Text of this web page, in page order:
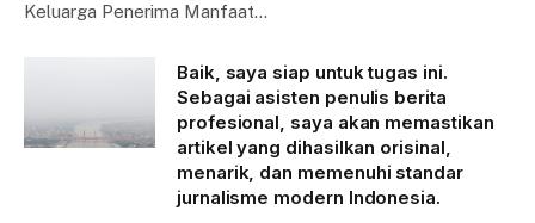
Keluarga Penerima Manfaat…
Baik, saya siap untuk tugas ini.
Sebagai asisten penulis berita
profesional, saya akan memastikan
artikel yang dihasilkan orisinal,
menarik, dan memenuhi standar
jurnalisme modern Indonesia.